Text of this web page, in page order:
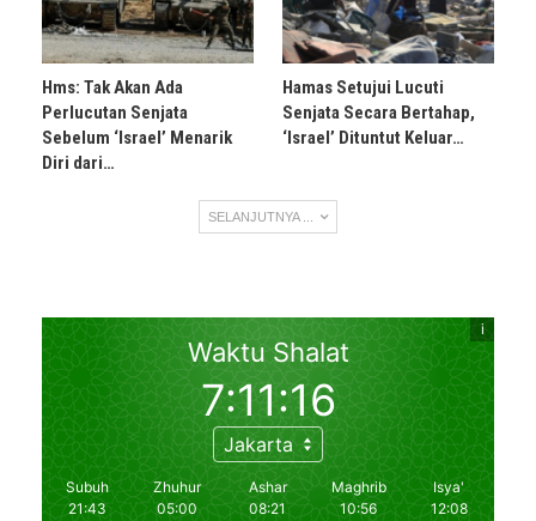
Hms: Tak Akan Ada
Perlucutan Senjata
Sebelum ‘Israel’ Menarik
Diri dari…
Hamas Setujui Lucuti
Senjata Secara Bertahap,
‘Israel’ Dituntut Keluar…
SELANJUTNYA ...